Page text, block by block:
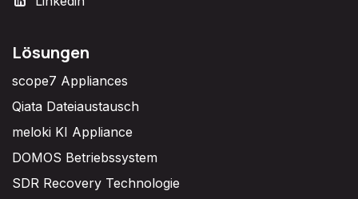
Lösungen
scope7 Appliances
Qiata Dateiaustausch
meloki KI Appliance
DOMOS Betriebssystem
SDR Recovery Technologie